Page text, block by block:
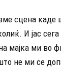
сцена каде
И јас сега
мајка ми во
не ми се